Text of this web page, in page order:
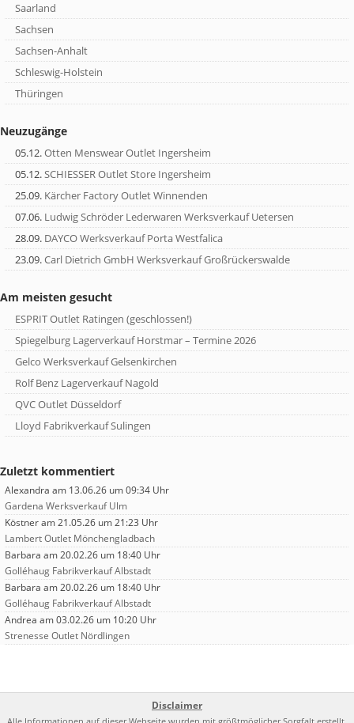
Saarland
Sachsen
Sachsen-Anhalt
Schleswig-Holstein
Thüringen
Neuzugänge
05.12.Otten Menswear Outlet Ingersheim
05.12.SCHIESSER Outlet Store Ingersheim
25.09. Kärcher Factory Outlet Winnenden
07.06. Ludwig Schröder Lederwaren Werksverkauf Uetersen
28.09. DAYCO Werksverkauf Porta Westfalica
23.09.Carl Dietrich GmbH Werksverkauf Großrückerswalde
Am meisten gesucht
ESPRIT Outlet Ratingen (geschlossen!)
Spiegelburg Lagerverkauf Horstmar – Termine 2026
Gelco Werksverkauf Gelsenkirchen
Rolf Benz Lagerverkauf Nagold
QVC Outlet Düsseldorf
Lloyd Fabrikverkauf Sulingen
Zuletzt kommentiert
Alexandra am 13.06.26 um 09:34 Uhr
Gardena Werksverkauf Ulm
Köstneram 21.05.26 um 21:23 Uhr
Lambert Outlet Mönchengladbach
Barbara am 20.02.26 um 18:40 Uhr
Golléhaug Fabrikverkauf Albstadt
Barbara am 20.02.26 um 18:40 Uhr
Golléhaug Fabrikverkauf Albstadt
Andrea am 03.02.26 um 10:20 Uhr
Strenesse Outlet Nördlingen
Disclaimer